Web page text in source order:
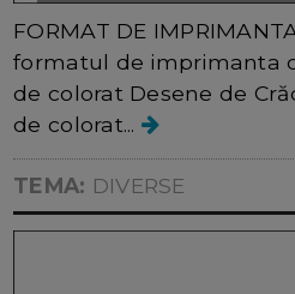
FORMAT DE
formatul de imprimanta
de colorat Desene de
de colorat...
TEMA: DIVERSE